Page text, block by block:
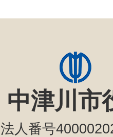
中津川市
法人番号